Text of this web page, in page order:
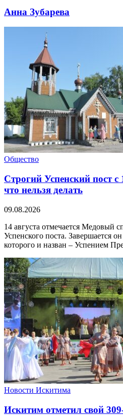
Анна Зубарева
Общество
Строгий Успенский пост
что нельзя делать
09.08.2026
14 августа отмечается Медовый
Успенского поста. Завершается
которого и назван – Успением
Новости Искитима
Искитим отметил свой